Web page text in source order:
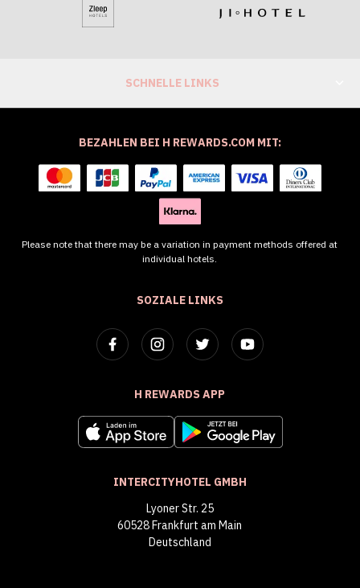
SCHNELLE LINKS
SOZIALE LINKS
H REWARDS APP
INTERCITYHOTEL GMBH
Lyoner Str. 25
60528 Frankfurt am Main
Deutschland
BEZAHLEN BEI H REWARDS.COM MIT:
Please note that there may be a variation in payment methods offered at
individual hotels.